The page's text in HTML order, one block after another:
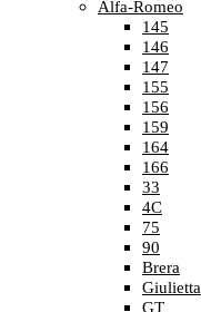
Alfa-Romeo
145
146
147
155
156
159
164
166
33
4C
75
90
Brera
Giulietta
GT